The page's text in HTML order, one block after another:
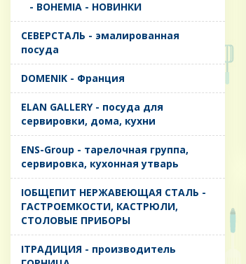
- BOHEMIA - НОВИНКИ
CЕВЕРСТАЛЬ - эмалированная
посуда
DOMENIK - Франция
ELAN GALLERY - посуда для
сервировки, дома, кухни
ENS-Group - тарелочная группа,
сервировка, кухонная утварь
IОБЩЕПИТ НЕРЖАВЕЮЩАЯ СТАЛЬ -
ГАСТРОЕМКОСТИ, КАСТРЮЛИ,
СТОЛОВЫЕ ПРИБОРЫ
IТРАДИЦИЯ - производитель